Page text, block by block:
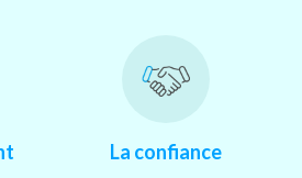
La confiance